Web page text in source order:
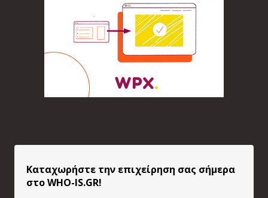
Καταχωρήστε την επιχείρηση σας σήμερα
στο WHO-IS.GR!